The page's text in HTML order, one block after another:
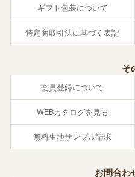
ギフト包装について
特定商取引法に基づく表記
そ
会員登録について
WEBカタログを見る
無料生地サンプル請求
お問合わ